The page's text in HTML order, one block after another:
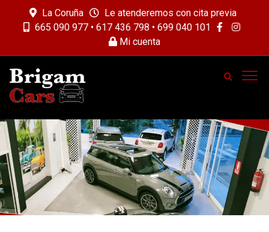
La Coruña
Le atenderemos con cita previa
665 090 977 • 617 436 798 • 699 040 101
Mi cuenta